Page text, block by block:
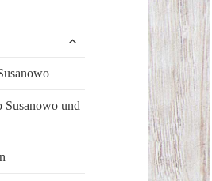
Susanowo und